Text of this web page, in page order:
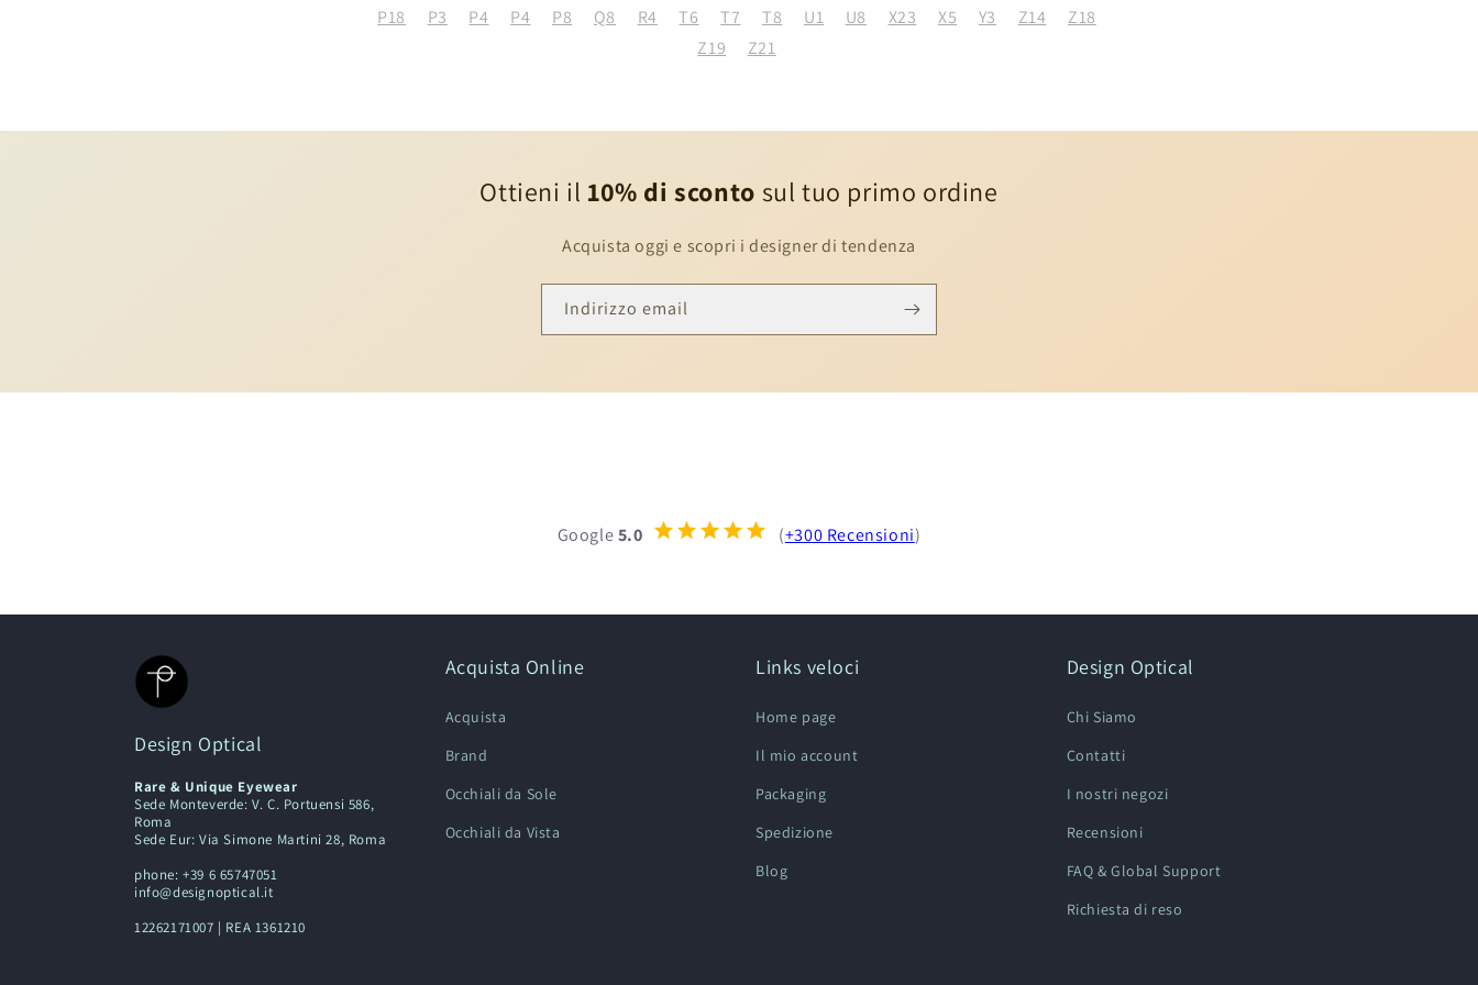
P18
P3 P4 P4 P8 Q8 R4 T6 T7 T8 U1 U8 X23 X5 Y3 Z14
Z18
Z19
Z21
Ottieni il 10% di sconto sul tuo primo ordine
Acquista oggi e scopri i designer di tendenza
Indirizzo email
Google5.0 (+300 Recensioni)
Design Optical
Rare & Unique Eyewear
Sede Monteverde: V. C. Portuensi 586,
Roma
Sede Eur: Via Simone Martini 28, Roma
phone: +39 6 65747051
info@designoptical.it
12262171007 | REA 1361210
Acquista Online
Acquista
Brand
Occhiali da Sole
Occhiali da Vista
Links veloci
Home page
Il mio account
Packaging
Spedizione
Blog
Design Optical
Chi Siamo
Contatti
I nostri negozi
Recensioni
FAQ & Global Support
Richiesta di reso